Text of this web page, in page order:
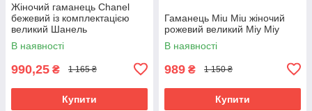
Жіночий гаманець Chanel
бежевий із комплектацією
великий Шанель
В наявності
990,25 ₴ 1 165 ₴
Купити
Гаманець Miu Miu жіночий
рожевий великий Міу Міу
В наявності
989 ₴ 1 150 ₴
Купити